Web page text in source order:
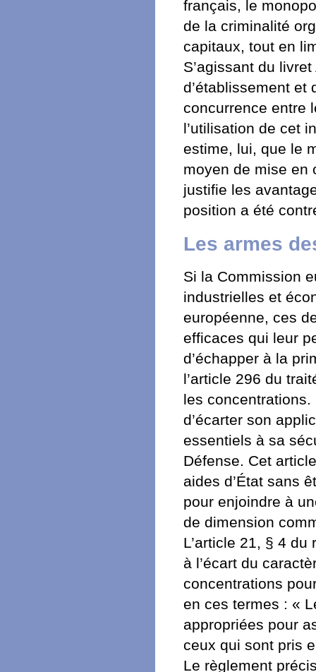
français, le
de la criminalité
capitaux, tout en
S’agissant du
d’établissement
concurrence entre
l’utilisation de cet
estime, lui, que le
moyen de mise en
justifie les
position a été
Les armes
Si la Commission
industrielles et
européenne, ces
efficaces qui leur
d’échapper à la
l’article 296 du
les concentrations.
d’écarter son
essentiels à sa
Défense. Cet
aides d’État sans
pour enjoindre à
de dimension
L’article 21, § 4
à l’écart du
concentrations
en ces termes : «
appropriées pour
ceux qui sont pris
Le règlement